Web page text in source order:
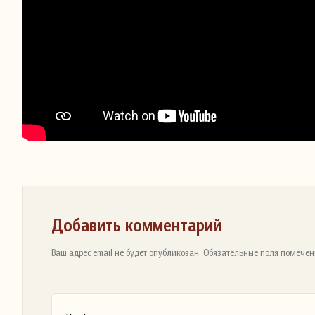
Добавить комментарий
Ваш адрес email не будет опубликован. Обязательные поля